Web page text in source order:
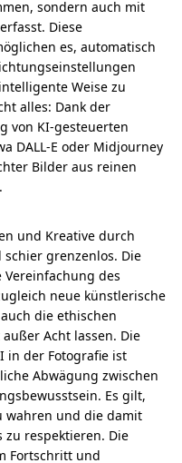
sondern auch mit
Diese
es, automatisch
Weise zu
alles: Dank der
von KI-gesteuerten
DALL-E oder Midjourney
Bilder aus reinen
und Kreative durch
grenzenlos. Die
des
neue künstlerische
die ethischen
Acht lassen. Die
in der Fotografie ist
Abwägung zwischen
Es gilt,
wahren und die damit
respektieren. Die
Fortschritt und